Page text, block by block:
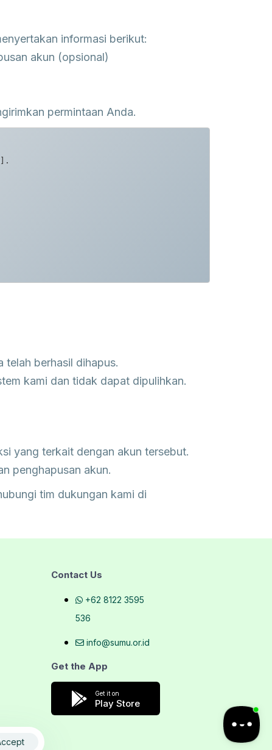
informasi berikut:
akun (opsional)
permintaan Anda.
telah berhasil dihapus.
kami dan tidak dapat dipulihkan.
yang terkait dengan akun tersebut.
penghapusan akun.
tim dukungan kami di
Contact Us
+62 8122 3595
536
info@sumu.or.id
Get the App
Get it on
Play Store